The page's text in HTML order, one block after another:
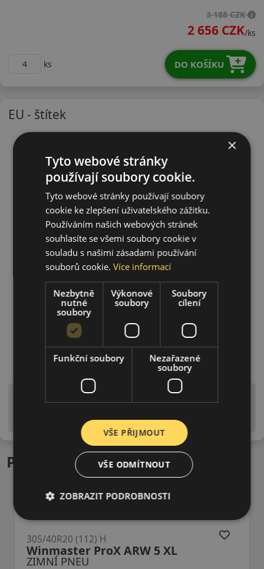
3 188 CZK
2 656 CZK/ks
ks DO KOŠÍKU
EU - štítek
Upozornění! Hodnoty na štítku jsou pouze
is EU štítky ve smyslu dosud platné (předchozí) legislativy.
Podobné produkty
ZIMNÍ PNEU
Winmaster ProX ARW 5 XL
305/40R20 (112) H
×
Tyto webové stránky
používají soubory cookie.
Tyto webové stránky používají soubory
cookie ke zlepšení uživatelského zážitku.
Používáním našich webových stránek
souhlasíte se všemi soubory cookie v
souladu s našimi zásadami používání
souborů cookie.Více informací
Nezbytně
nutné
soubory
Výkonové
soubory
Soubory
cílení
Funkční soubory
Nezařazené
soubory
VŠE PŘIJMOUT
VŠE ODMÍTNOUT
ZOBRAZIT PODROBNOSTI